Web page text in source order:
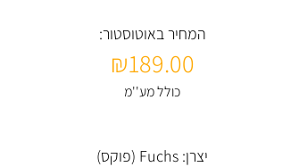
המחיר באוטוסטור:
₪189.00
כולל מע''מ
יצרן: Fuchs (פוקס)